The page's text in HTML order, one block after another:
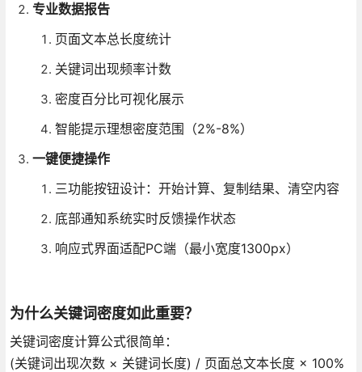
专业数据报告
页面文本总长度统计
关键词出现频率计数
密度百分比可视化展示
智能提示理想密度范围（2%-8%）
一键便捷操作
三功能按钮设计：开始计算、复制结果、清空内容
底部通知系统实时反馈操作状态
响应式界面适配PC端（最小宽度1300px）
为什么关键词密度如此重要？
关键词密度计算公式很简单：
(关键词出现次数 × 关键词长度) / 页面总文本长度 × 100%